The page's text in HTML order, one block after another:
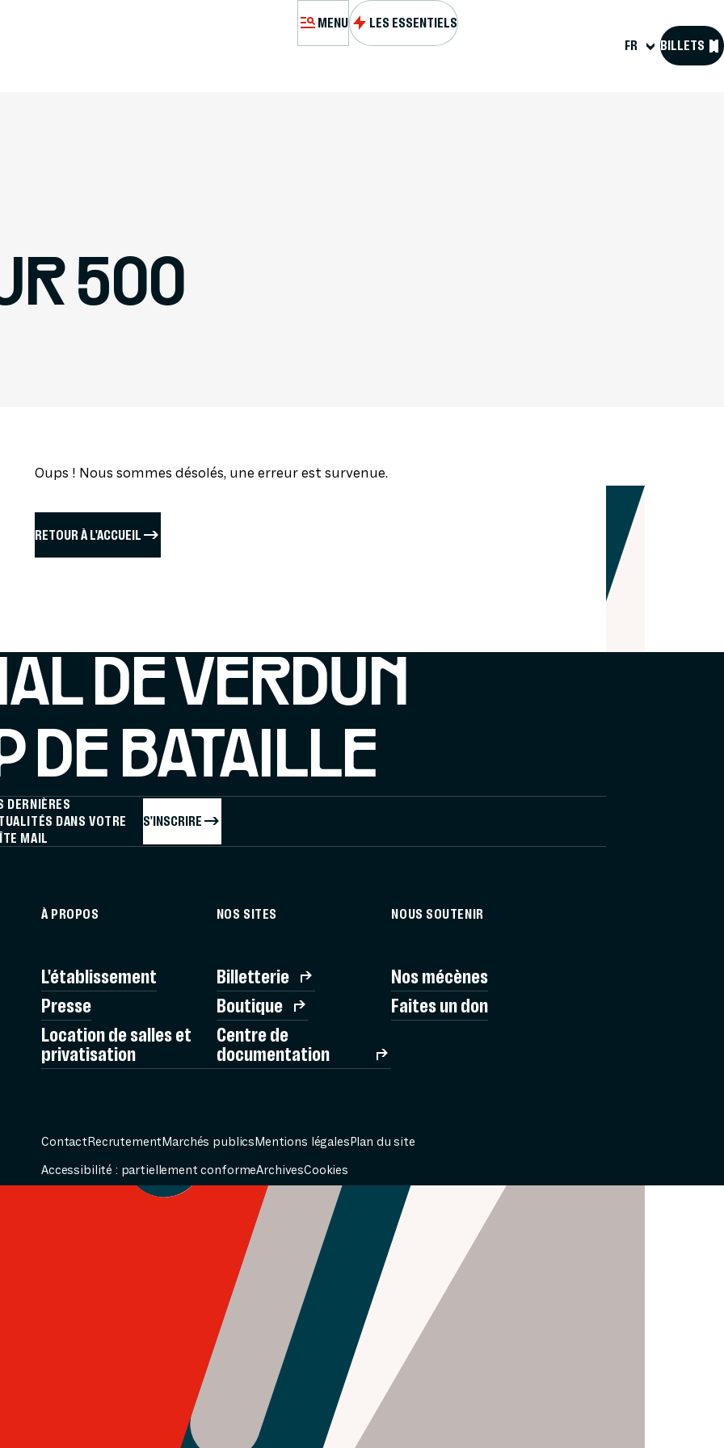
MENU LES ESSENTIELS
FR BILLETS
500
Oups ! Nous sommes désolés, une erreur est survenue.
RETOUR À L'ACCUEIL
DE VERDUN
DE BATAILLE
DERNIÈRES
DANS VOTRE
MAIL
S'INSCRIRE
À PROPOS
L'établissement
Presse
Location de salles et
privatisation
NOS SITES
Billetterie
Boutique
Centre de
documentation
NOUS SOUTENIR
Nos mécènes
Faites un don
ContactRecrutementMarchés publicsMentions légalesPlan du site
Accessibilité : partiellement conformeArchivesCookies